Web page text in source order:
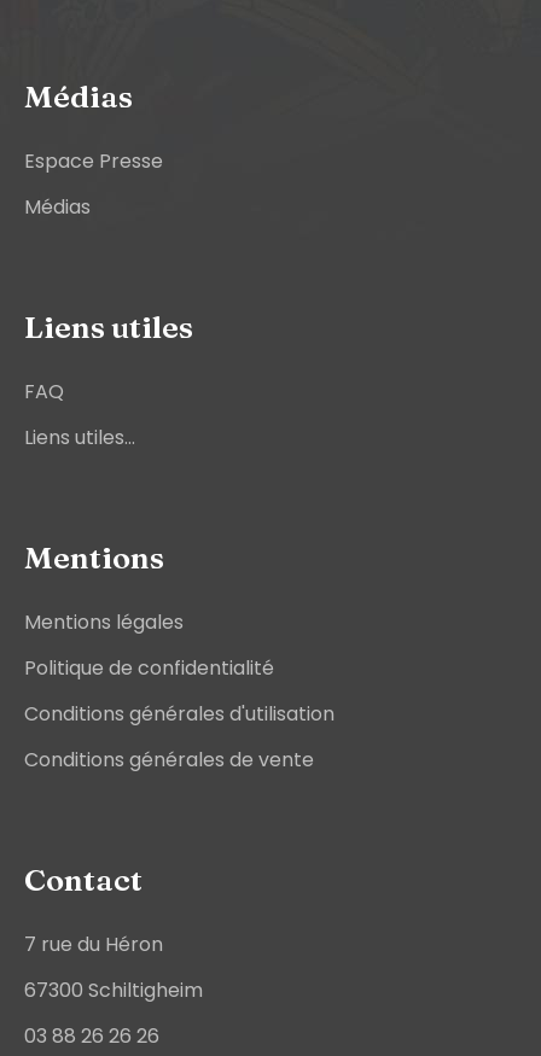
Médias
Espace Presse
Médias
Liens utiles
FAQ
Liens utiles...
Mentions
Mentions légales
Politique de confidentialité
Conditions générales d'utilisation
Conditions générales de vente
Contact
7 rue du Héron
67300 Schiltigheim
03 88 26 26 26